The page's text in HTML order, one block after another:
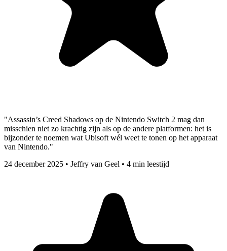
"Assassin’s Creed Shadows op de Nintendo Switch 2 mag dan
misschien niet zo krachtig zijn als op de andere platformen: het is
bijzonder te noemen wat Ubisoft wél weet te tonen op het apparaat
van Nintendo."
24 december 2025 • Jeffry van Geel • 4 min leestijd